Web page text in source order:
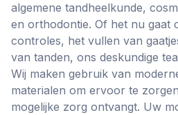
algemene tandheelkunde,
en orthodontie. Of het nu gaat
controles, het vullen van
van tanden, ons deskundige
Wij maken gebruik van
materialen om ervoor te
mogelijke zorg ontvangt. Uw